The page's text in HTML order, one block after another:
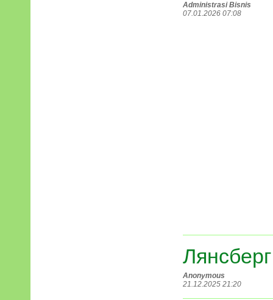
Administrasi Bisnis
07.01.2026 07:08
Anonymous
21.12.2025 21:20